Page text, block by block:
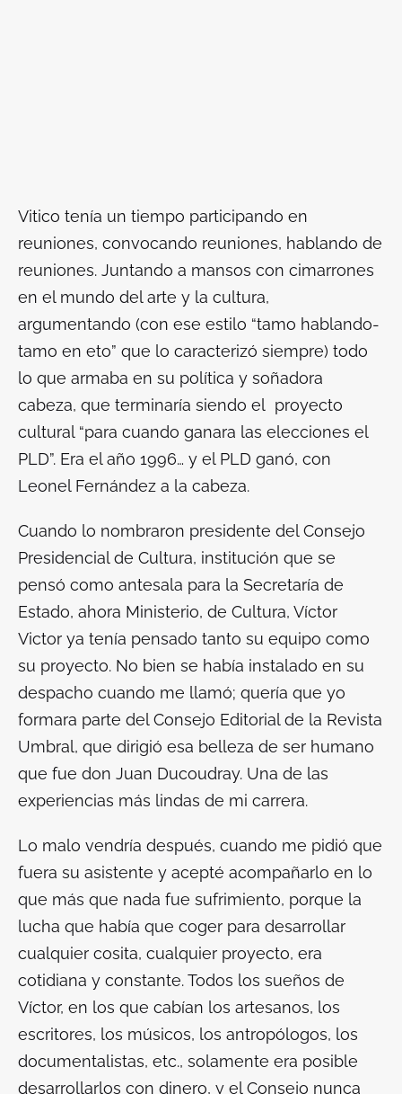
Vitico tenía un tiempo participando en
reuniones, convocando reuniones, hablando de
reuniones. Juntando a mansos con cimarrones
en el mundo del arte y la cultura,
argumentando (con ese estilo “tamo hablando-
tamo en eto” que lo caracterizó siempre) todo
lo que armaba en su política y soñadora
cabeza, que terminaría siendo el proyecto
cultural “para cuando ganara las elecciones el
PLD”. Era el año 1996… y el PLD ganó, con
Leonel Fernández a la cabeza.
Cuando lo nombraron presidente del Consejo
Presidencial de Cultura, institución que se
pensó como antesala para la Secretaría de
Estado, ahora Ministerio, de Cultura, Víctor
Victor ya tenía pensado tanto su equipo como
su proyecto. No bien se había instalado en su
despacho cuando me llamó; quería que yo
formara parte del Consejo Editorial de la Revista
Umbral, que dirigió esa belleza de ser humano
que fue don Juan Ducoudray. Una de las
experiencias más lindas de mi carrera.
Lo malo vendría después, cuando me pidió que
fuera su asistente y acepté acompañarlo en lo
que más que nada fue sufrimiento, porque la
lucha que había que coger para desarrollar
cualquier cosita, cualquier proyecto, era
cotidiana y constante. Todos los sueños de
Víctor, en los que cabían los artesanos, los
escritores, los músicos, los antropólogos, los
documentalistas, etc., solamente era posible
desarrollarlos con dinero, y el Consejo nunca